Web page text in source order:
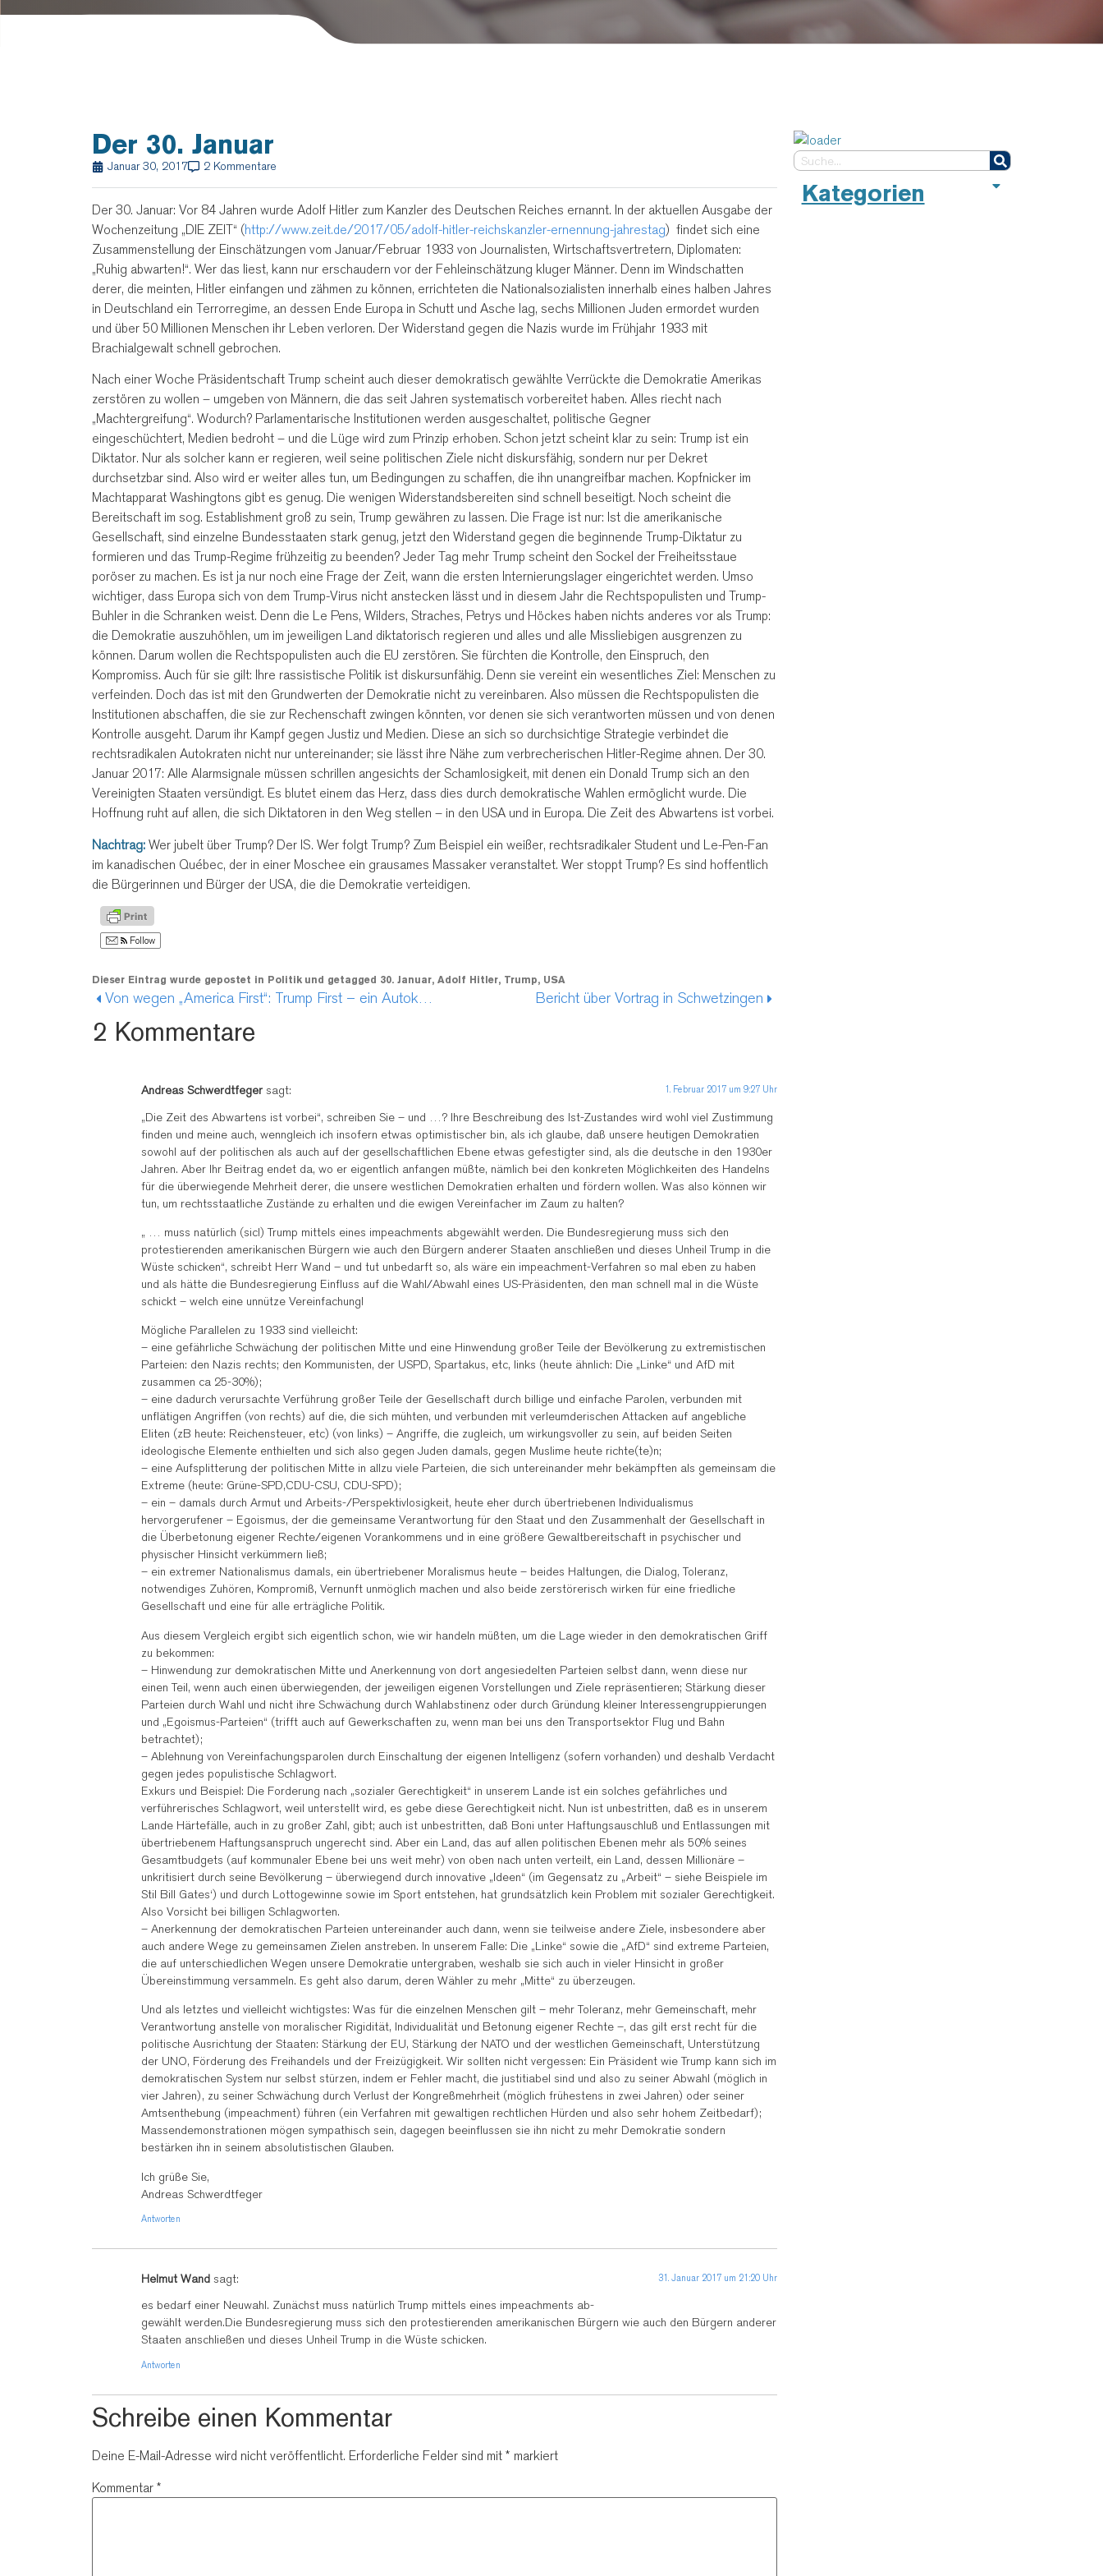
Der 30. Januar
Januar 30, 2017 2 Kommentare
Der 30. Januar: Vor 84 Jahren wurde Adolf Hitler zum Kanzler des Deutschen Reiches ernannt. In der aktuellen Ausgabe der
Wochenzeitung „DIE ZEIT“ (http://www.zeit.de/2017/05/adolf-hitler-reichskanzler-ernennung-jahrestag) findet sich eine
Zusammenstellung der Einschätzungen vom Januar/Februar 1933 von Journalisten, Wirtschaftsvertretern, Diplomaten:
„Ruhig abwarten!“. Wer das liest, kann nur erschaudern vor der Fehleinschätzung kluger Männer. Denn im Windschatten
derer, die meinten, Hitler einfangen und zähmen zu können, errichteten die Nationalsozialisten innerhalb eines halben Jahres
in Deutschland ein Terrorregime, an dessen Ende Europa in Schutt und Asche lag, sechs Millionen Juden ermordet wurden
und über 50 Millionen Menschen ihr Leben verloren. Der Widerstand gegen die Nazis wurde im Frühjahr 1933 mit
Brachialgewalt schnell gebrochen.
Nach einer Woche Präsidentschaft Trump scheint auch dieser demokratisch gewählte Verrückte die Demokratie Amerikas
zerstören zu wollen – umgeben von Männern, die das seit Jahren systematisch vorbereitet haben. Alles riecht nach
„Machtergreifung“. Wodurch? Parlamentarische Institutionen werden ausgeschaltet, politische Gegner
eingeschüchtert, Medien bedroht – und die Lüge wird zum Prinzip erhoben. Schon jetzt scheint klar zu sein: Trump ist ein
Diktator. Nur als solcher kann er regieren, weil seine politischen Ziele nicht diskursfähig, sondern nur per Dekret
durchsetzbar sind. Also wird er weiter alles tun, um Bedingungen zu schaffen, die ihn unangreifbar machen. Kopfnicker im
Machtapparat Washingtons gibt es genug. Die wenigen Widerstandsbereiten sind schnell beseitigt. Noch scheint die
Bereitschaft im sog. Establishment groß zu sein, Trump gewähren zu lassen. Die Frage ist nur: Ist die amerikanische
Gesellschaft, sind einzelne Bundesstaaten stark genug, jetzt den Widerstand gegen die beginnende Trump-Diktatur zu
formieren und das Trump-Regime frühzeitig zu beenden? Jeder Tag mehr Trump scheint den Sockel der Freiheitsstaue
poröser zu machen. Es ist ja nur noch eine Frage der Zeit, wann die ersten Internierungslager eingerichtet werden. Umso
wichtiger, dass Europa sich von dem Trump-Virus nicht anstecken lässt und in diesem Jahr die Rechtspopulisten und Trump-
Buhler in die Schranken weist. Denn die Le Pens, Wilders, Straches, Petrys und Höckes haben nichts anderes vor als Trump:
die Demokratie auszuhöhlen, um im jeweiligen Land diktatorisch regieren und alles und alle Missliebigen ausgrenzen zu
können. Darum wollen die Rechtspopulisten auch die EU zerstören. Sie fürchten die Kontrolle, den Einspruch, den
Kompromiss. Auch für sie gilt: Ihre rassistische Politik ist diskursunfähig. Denn sie vereint ein wesentliches Ziel: Menschen zu
verfeinden. Doch das ist mit den Grundwerten der Demokratie nicht zu vereinbaren. Also müssen die Rechtspopulisten die
Institutionen abschaffen, die sie zur Rechenschaft zwingen könnten, vor denen sie sich verantworten müssen und von denen
Kontrolle ausgeht. Darum ihr Kampf gegen Justiz und Medien. Diese an sich so durchsichtige Strategie verbindet die
rechtsradikalen Autokraten nicht nur untereinander; sie lässt ihre Nähe zum verbrecherischen Hitler-Regime ahnen. Der 30.
Januar 2017: Alle Alarmsignale müssen schrillen angesichts der Schamlosigkeit, mit denen ein Donald Trump sich an den
Vereinigten Staaten versündigt. Es blutet einem das Herz, dass dies durch demokratische Wahlen ermöglicht wurde. Die
Hoffnung ruht auf allen, die sich Diktatoren in den Weg stellen – in den USA und in Europa. Die Zeit des Abwartens ist vorbei.
Nachtrag: Wer jubelt über Trump? Der IS. Wer folgt Trump? Zum Beispiel ein weißer, rechtsradikaler Student und Le-Pen-Fan
im kanadischen Québec, der in einer Moschee ein grausames Massaker veranstaltet. Wer stoppt Trump? Es sind hoffentlich
die Bürgerinnen und Bürger der USA, die die Demokratie verteidigen.
Follow
Dieser Eintrag wurde gepostet in Politik und getagged 30. Januar, Adolf Hitler, Trump, USA
Von wegen „America First“: Trump First – ein Autokrat legt die Axt an die Demokratie Bericht über Vortrag in Schwetzingen
2 Kommentare
Andreas Schwerdtfeger sagt: 1. Februar 2017 um 9:27 Uhr
„Die Zeit des Abwartens ist vorbei“, schreiben Sie – und …? Ihre Beschreibung des Ist-Zustandes wird wohl viel Zustimmung
finden und meine auch, wenngleich ich insofern etwas optimistischer bin, als ich glaube, daß unsere heutigen Demokratien
sowohl auf der politischen als auch auf der gesellschaftlichen Ebene etwas gefestigter sind, als die deutsche in den 1930er
Jahren. Aber Ihr Beitrag endet da, wo er eigentlich anfangen müßte, nämlich bei den konkreten Möglichkeiten des Handelns
für die überwiegende Mehrheit derer, die unsere westlichen Demokratien erhalten und fördern wollen. Was also können wir
tun, um rechtsstaatliche Zustände zu erhalten und die ewigen Vereinfacher im Zaum zu halten?
„ … muss natürlich (sic!) Trump mittels eines impeachments abgewählt werden. Die Bundesregierung muss sich den
protestierenden amerikanischen Bürgern wie auch den Bürgern anderer Staaten anschließen und dieses Unheil Trump in die
Wüste schicken“, schreibt Herr Wand – und tut unbedarft so, als wäre ein impeachment-Verfahren so mal eben zu haben
und als hätte die Bundesregierung Einfluss auf die Wahl/Abwahl eines US-Präsidenten, den man schnell mal in die Wüste
schickt – welch eine unnütze Vereinfachung!
Mögliche Parallelen zu 1933 sind vielleicht:
– eine gefährliche Schwächung der politischen Mitte und eine Hinwendung großer Teile der Bevölkerung zu extremistischen
Parteien: den Nazis rechts; den Kommunisten, der USPD, Spartakus, etc, links (heute ähnlich: Die „Linke“ und AfD mit
zusammen ca 25-30%);
– eine dadurch verursachte Verführung großer Teile der Gesellschaft durch billige und einfache Parolen, verbunden mit
unflätigen Angriffen (von rechts) auf die, die sich mühten, und verbunden mit verleumderischen Attacken auf angebliche
Eliten (zB heute: Reichensteuer, etc) (von links) – Angriffe, die zugleich, um wirkungsvoller zu sein, auf beiden Seiten
ideologische Elemente enthielten und sich also gegen Juden damals, gegen Muslime heute richte(te)n;
– eine Aufsplitterung der politischen Mitte in allzu viele Parteien, die sich untereinander mehr bekämpften als gemeinsam die
Extreme (heute: Grüne-SPD,CDU-CSU, CDU-SPD);
– ein – damals durch Armut und Arbeits-/Perspektivlosigkeit, heute eher durch übertriebenen Individualismus
hervorgerufener – Egoismus, der die gemeinsame Verantwortung für den Staat und den Zusammenhalt der Gesellschaft in
die Überbetonung eigener Rechte/eigenen Vorankommens und in eine größere Gewaltbereitschaft in psychischer und
physischer Hinsicht verkümmern ließ;
– ein extremer Nationalismus damals, ein übertriebener Moralismus heute – beides Haltungen, die Dialog, Toleranz,
notwendiges Zuhören, Kompromiß, Vernunft unmöglich machen und also beide zerstörerisch wirken für eine friedliche
Gesellschaft und eine für alle erträgliche Politik.
Aus diesem Vergleich ergibt sich eigentlich schon, wie wir handeln müßten, um die Lage wieder in den demokratischen Griff
zu bekommen:
– Hinwendung zur demokratischen Mitte und Anerkennung von dort angesiedelten Parteien selbst dann, wenn diese nur
einen Teil, wenn auch einen überwiegenden, der jeweiligen eigenen Vorstellungen und Ziele repräsentieren; Stärkung dieser
Parteien durch Wahl und nicht ihre Schwächung durch Wahlabstinenz oder durch Gründung kleiner Interessengruppierungen
und „Egoismus-Parteien“ (trifft auch auf Gewerkschaften zu, wenn man bei uns den Transportsektor Flug und Bahn
betrachtet);
– Ablehnung von Vereinfachungsparolen durch Einschaltung der eigenen Intelligenz (sofern vorhanden) und deshalb Verdacht
gegen jedes populistische Schlagwort.
Exkurs und Beispiel: Die Forderung nach „sozialer Gerechtigkeit“ in unserem Lande ist ein solches gefährliches und
verführerisches Schlagwort, weil unterstellt wird, es gebe diese Gerechtigkeit nicht. Nun ist unbestritten, daß es in unserem
Lande Härtefälle, auch in zu großer Zahl, gibt; auch ist unbestritten, daß Boni unter Haftungsauschluß und Entlassungen mit
übertriebenem Haftungsanspruch ungerecht sind. Aber ein Land, das auf allen politischen Ebenen mehr als 50% seines
Gesamtbudgets (auf kommunaler Ebene bei uns weit mehr) von oben nach unten verteilt, ein Land, dessen Millionäre –
unkritisiert durch seine Bevölkerung – überwiegend durch innovative „Ideen“ (im Gegensatz zu „Arbeit“ – siehe Beispiele im
Stil Bill Gates‘) und durch Lottogewinne sowie im Sport entstehen, hat grundsätzlich kein Problem mit sozialer Gerechtigkeit.
Also Vorsicht bei billigen Schlagworten.
– Anerkennung der demokratischen Parteien untereinander auch dann, wenn sie teilweise andere Ziele, insbesondere aber
auch andere Wege zu gemeinsamen Zielen anstreben. In unserem Falle: Die „Linke“ sowie die „AfD“ sind extreme Parteien,
die auf unterschiedlichen Wegen unsere Demokratie untergraben, weshalb sie sich auch in vieler Hinsicht in großer
Übereinstimmung versammeln. Es geht also darum, deren Wähler zu mehr „Mitte“ zu überzeugen.
Und als letztes und vielleicht wichtigstes: Was für die einzelnen Menschen gilt – mehr Toleranz, mehr Gemeinschaft, mehr
Verantwortung anstelle von moralischer Rigidität, Individualität und Betonung eigener Rechte –, das gilt erst recht für die
politische Ausrichtung der Staaten: Stärkung der EU, Stärkung der NATO und der westlichen Gemeinschaft, Unterstützung
der UNO, Förderung des Freihandels und der Freizügigkeit. Wir sollten nicht vergessen: Ein Präsident wie Trump kann sich im
demokratischen System nur selbst stürzen, indem er Fehler macht, die justitiabel sind und also zu seiner Abwahl (möglich in
vier Jahren), zu seiner Schwächung durch Verlust der Kongreßmehrheit (möglich frühestens in zwei Jahren) oder seiner
Amtsenthebung (impeachment) führen (ein Verfahren mit gewaltigen rechtlichen Hürden und also sehr hohem Zeitbedarf);
Massendemonstrationen mögen sympathisch sein, dagegen beeinflussen sie ihn nicht zu mehr Demokratie sondern
bestärken ihn in seinem absolutistischen Glauben.
Ich grüße Sie,
Andreas Schwerdtfeger
Antworten
Helmut Wand sagt: 31. Januar 2017 um 21:20 Uhr
es bedarf einer Neuwahl. Zunächst muss natürlich Trump mittels eines impeachments ab-
gewählt werden.Die Bundesregierung muss sich den protestierenden amerikanischen Bürgern wie auch den Bürgern anderer
Staaten anschließen und dieses Unheil Trump in die Wüste schicken.
Antworten
Schreibe einen Kommentar
Deine E-Mail-Adresse wird nicht veröffentlicht. Erforderliche Felder sind mit * markiert
Kommentar *
Kategorien